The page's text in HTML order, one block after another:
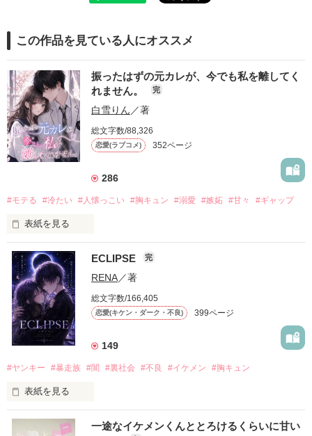
この作品を見ている人にオススメ
振ったはずの元カレが、今でも私を離してく
れません。
完
白雪りん ／著
総文字数/88,326
恋愛(ラブコメ) 352ページ
286
#モテる #冷たい #人懐っこい #胸キュン #溺愛 #嫉妬 #甘々 #ギャップ
表紙を見る
「好きだったから、別れを選んだ。」
モテる人を好きになるのが怖かった。
だから私は、中学時代に大好きだった彼を自分から振った。
もう会うことはないと思っていたのに、
高校生になって再会した彼は、隣の学校で”王子様”と呼ばれる
他の女の子には冷たいのに
私にだけ昔と変わらない笑顔を向けてくる。
ECLIPSE 完
RENA／著
総文字数/166,405
恋愛(キケン・ダーク・不良) 399ページ
149
#ヤンキー #暴走族 #闇 #裏社会 #不良 #イケメン #胸キュン
表紙を見る
表紙画像はAIです
一途なイケメンくんととろけるくらいに甘い